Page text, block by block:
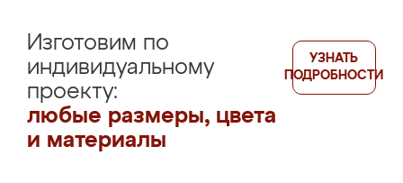
Изготовим по
индивидуальному
проекту:
любые размеры, цвета
и материалы
УЗНАТЬ
ПОДРОБНОСТИ